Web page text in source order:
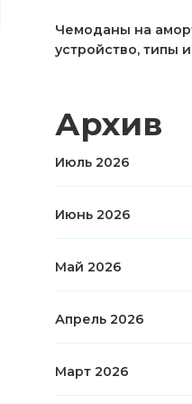
Чемоданы на
устройство, типы
Архив
Июль 2026
Июнь 2026
Май 2026
Апрель 2026
Март 2026